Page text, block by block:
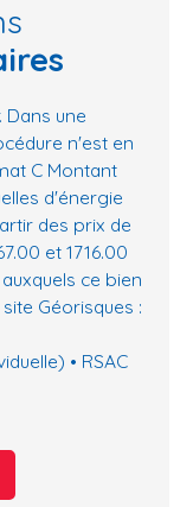
Dans une
n'est en
C Montant
d'énergie
des prix de
et 1716.00
ce bien
Géorisques :
• RSAC